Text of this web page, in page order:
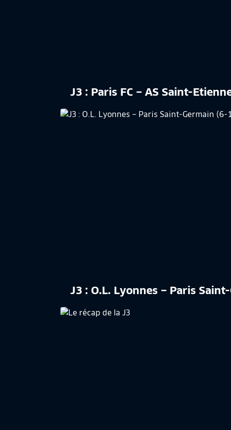
J3 : Paris FC – AS Saint-
J3 : O.L. Lyonnes – Paris